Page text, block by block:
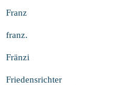
Franz
franz.
Fränzi
Friedensrichter